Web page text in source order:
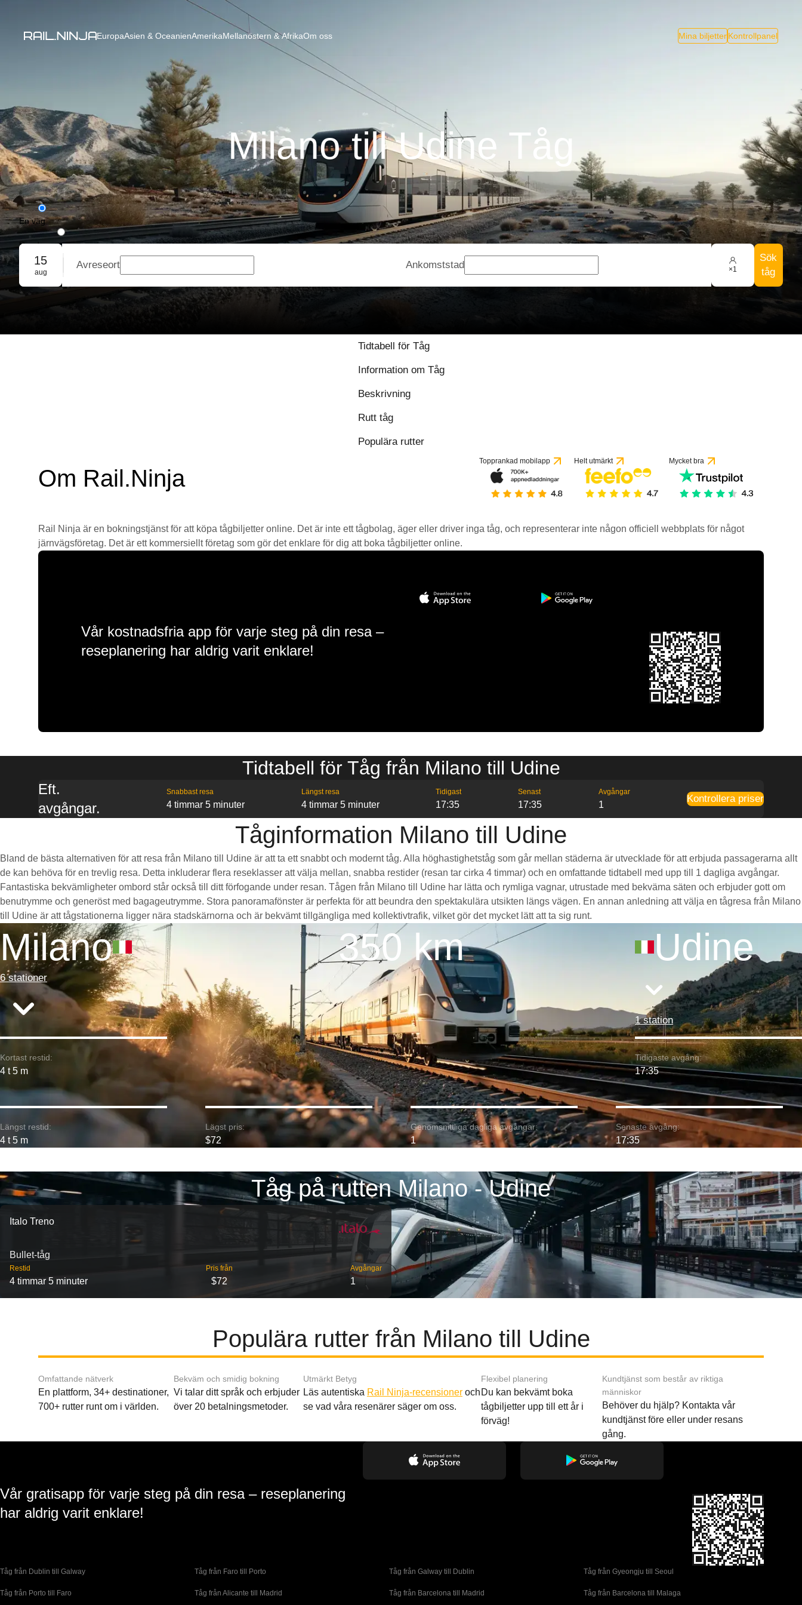
EuropaAsien & OceanienAmerikaMellanöstern & AfrikaOm oss Mina biljetterKontrollpanel
Milano till Udine Tåg
En väg
Rundresa
Gruppbokning
15
aug
Avreseort Ankomststad ×1
Sök
tåg
Tidtabell för Tåg
Information om Tåg
Beskrivning
Rutt tåg
Populära rutter
Om Rail.Ninja
Topprankad mobilapp Helt utmärkt Mycket bra
Rail Ninja är en bokningstjänst för att köpa tågbiljetter online. Det är inte ett tågbolag, äger eller driver inga tåg, och representerar inte någon officiell webbplats för något
järnvägsföretag. Det är ett kommersiellt företag som gör det enklare för dig att boka tågbiljetter online.
Vår kostnadsfria app för varje steg på din resa –
reseplanering har aldrig varit enklare!
Tidtabell för Tåg från Milano till Udine
Eft.
avgångar.
Snabbast resa
4 timmar 5 minuter
Längst resa
4 timmar 5 minuter
Tidigast
17:35
Senast
17:35
Avgångar
1
Kontrollera priser
Tåginformation Milano till Udine
Bland de bästa alternativen för att resa från Milano till Udine är att ta ett snabbt och modernt tåg. Alla höghastighetståg som går mellan städerna är utvecklade för att erbjuda passagerarna allt
de kan behöva för en trevlig resa. Detta inkluderar flera reseklasser att välja mellan, snabba restider (resan tar cirka 4 timmar) och en omfattande tidtabell med upp till 1 dagliga avgångar.
Fantastiska bekvämligheter ombord står också till ditt förfogande under resan. Tågen från Milano till Udine har lätta och rymliga vagnar, utrustade med bekväma säten och erbjuder gott om
benutrymme och generöst med bagageutrymme. Stora panoramafönster är perfekta för att beundra den spektakulära utsikten längs vägen. En annan anledning att välja en tågresa från Milano
till Udine är att tågstationerna ligger nära stadskärnorna och är bekvämt tillgängliga med kollektivtrafik, vilket gör det mycket lätt att ta sig runt.
Milano
6 stationer
350 km Udine
1 station
Kortast restid:
4 t 5 m
Tidigaste avgång:
17:35
Längst restid:
4 t 5 m
Lägst pris:
$72
Genomsnittliga dagliga avgångar:
1
Senaste avgång:
17:35
Tåg på rutten Milano - Udine
Italo Treno
Bullet-tåg
Restid
4 timmar 5 minuter
Pris från
$72
Avgångar
1
Populära rutter från Milano till Udine
Omfattande nätverk
En plattform, 34+ destinationer,
700+ rutter runt om i världen.
Bekväm och smidig bokning
Vi talar ditt språk och erbjuder
över 20 betalningsmetoder.
Utmärkt Betyg
Läs autentiska Rail Ninja-recensioneroch
se vad våra resenärer säger om oss.
Flexibel planering
Du kan bekvämt boka
tågbiljetter upp till ett år i
förväg!
Kundtjänst som består av riktiga
människor
Behöver du hjälp? Kontakta vår
kundtjänst före eller under resans
gång.
Vår gratisapp för varje steg på din resa – reseplanering
har aldrig varit enklare!
Tåg från Dublin till Galway Tåg från Faro till Porto Tåg från Galway till Dublin Tåg från Gyeongju till Seoul
Tåg från Porto till Faro Tåg från Alicante till Madrid Tåg från Barcelona till Madrid Tåg från Barcelona till Malaga